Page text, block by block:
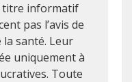
titre informatif
pas l’avis de
santé. Leur
uniquement à
Toute